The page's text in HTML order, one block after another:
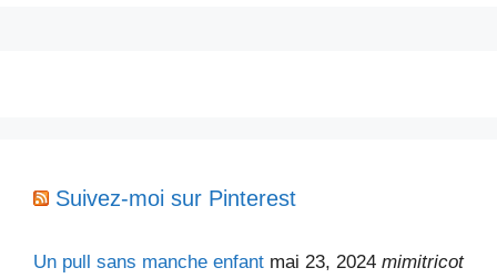
Suivez-moi sur Pinterest
Un pull sans manche enfant mai 23, 2024 mimitricot